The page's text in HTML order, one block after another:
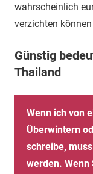
wahrscheinlich
verzichten
Günstig
Thailand
Wenn ich von
Überwintern
schreibe,
werden.